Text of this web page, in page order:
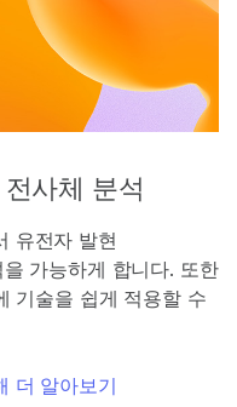
사체 분석
유전자 발현
가능하게 합니다. 또한
기술을 쉽게 적용할 수
더 알아보기